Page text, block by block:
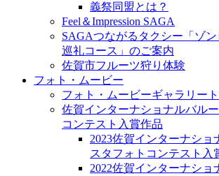
義祭同盟とは？
Feel＆Impression SAGA
SAGAつながるタクシー「ゾ
巡礼コース」のご案内
佐賀市フルーツ狩り体験
フォト・ムービー
フォト・ムービーギャラリー
佐賀インターナショナルバル
コンテスト入賞作品
2023佐賀インターナショ
スタフォトコンテスト入
2022佐賀インターナショ